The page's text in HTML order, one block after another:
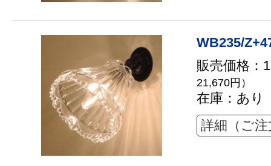
WB235/
販売価格：
21,670円）
在庫：あり
詳細（ご